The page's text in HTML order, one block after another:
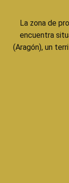
La zona de
encuentra
(Aragón), un